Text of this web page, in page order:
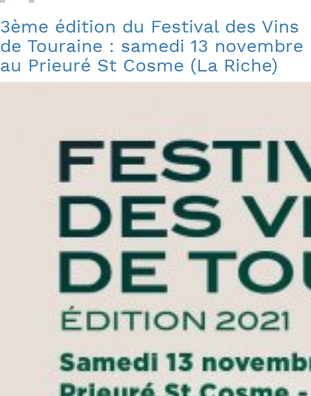
3ème édition du Festival des Vins
de Touraine : samedi 13 novembre
au Prieuré St Cosme (La Riche)